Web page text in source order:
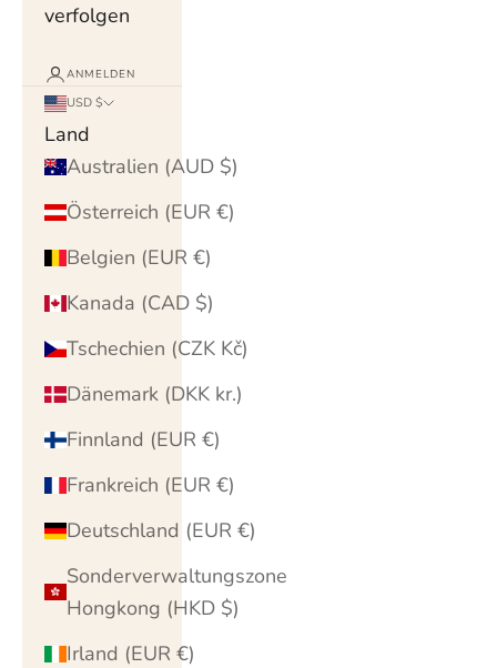
verfolgen
ANMELDEN
USD $
Land
Australien (AUD $)
Österreich (EUR €)
Belgien (EUR €)
Kanada (CAD $)
Tschechien (CZK Kč)
Dänemark (DKK kr.)
Finnland (EUR €)
Frankreich (EUR €)
Deutschland (EUR €)
Sonderverwaltungszone
Hongkong (HKD $)
Irland (EUR €)